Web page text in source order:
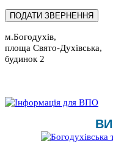
м.Богодухів,
площа Свято-Духівська,
будинок 2